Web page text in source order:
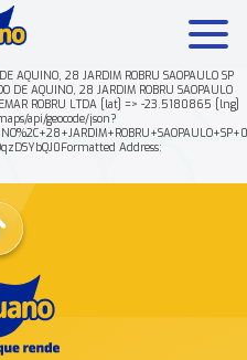
AQUINO, 28 JARDIM ROBRU SAOPAULO SP
DE AQUINO, 28 JARDIM ROBRU SAOPAULO
ROBRU LTDA [lat] => -23.5180865 [lng]
api/geocode/json?
Address:
Minuano Rende +